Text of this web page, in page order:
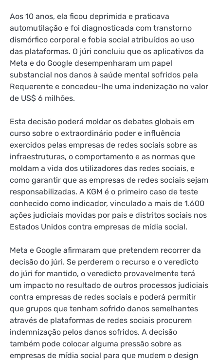
Aos 10 anos, ela ficou deprimida e praticava
automutilação e foi diagnosticada com transtorno
dismórfico corporal e fobia social atribuídos ao uso
das plataformas. O júri concluiu que os aplicativos da
Meta e do Google desempenharam um papel
substancial nos danos à saúde mental sofridos pela
Requerente e concedeu-lhe uma indenização no valor
de US$ 6 milhões.
Esta decisão poderá moldar os debates globais em
curso sobre o extraordinário poder e influência
exercidos pelas empresas de redes sociais sobre as
infraestruturas, o comportamento e as normas que
moldam a vida dos utilizadores das redes sociais, e
como garantir que as empresas de redes sociais sejam
responsabilizadas. A KGM é o primeiro caso de teste
conhecido como indicador, vinculado a mais de 1.600
ações judiciais movidas por pais e distritos sociais nos
Estados Unidos contra empresas de mídia social.
Meta e Google afirmaram que pretendem recorrer da
decisão do júri. Se perderem o recurso e o veredicto
do júri for mantido, o veredicto provavelmente terá
um impacto no resultado de outros processos judiciais
contra empresas de redes sociais e poderá permitir
que grupos que tenham sofrido danos semelhantes
através de plataformas de redes sociais procurem
indemnização pelos danos sofridos. A decisão
também pode colocar alguma pressão sobre as
empresas de mídia social para que mudem o design